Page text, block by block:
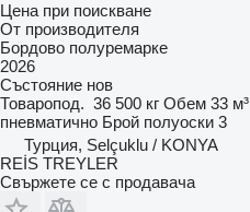
Цена при поискване
От производителя
Бордово полуремарке
2026
Състояние нов
Товаропод. 36 500 кг Обем 33 м³
пневматично Брой полуоски 3
Турция, Selçuklu / KONYA
REİS TREYLER
Свържете се с продавача